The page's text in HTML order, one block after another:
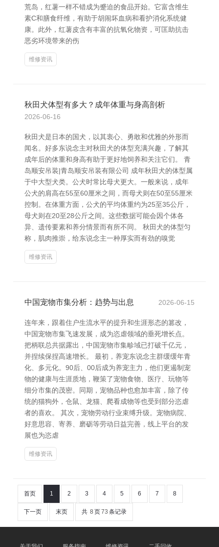
荒岛，红薯一样不错成为蹙迫的食品开始。它富含维生
素C和膳食纤维，有助于胡闹坏血病和看护消化系统健
康。此外，红薯皮含有丰富的抗氧化物资，可匡助抗击
恶劣环境带来的伤
维修资讯
秋田犬体型有多大？成年体重与身高剖析
2026-06-16
秋田犬是日本的国犬，以其衷心、勇敢和优雅的外形而
闻名。好多东说念主对秋田犬的体型充满兴趣，了解其
成年后的体重和身高有助于更好地饲养和关注它们。 青
岛顺安吊装|青岛顺安吊装有限公司 成年秋田犬的体型属
于中大型犬类。公犬时常比母犬更大。一般来说，成年
公犬的肩高在55至60厘米之间，而母犬则在50至55厘米
控制。在体重方面，公犬的平均体重约为25至35公斤，
母犬则在20至28公斤之间。这些数据可能会因个体各
异、遗传要素和养分情景而有所不同。 秋田犬的体型匀
称，肌肉推崇，给东说念主一种厚实而有劲的嗅觉
维修资讯
中国宠物市集分析：趋势与出息 2026-06-15
连年来，跟着住户生流水平的提升和生涯形态的篡改，
中国宠物市集飞速发展，成为恣虐领域的垂死增长点。
把柄联总共据露出，中国宠物市集畛域已打破千亿元，
并捏续保捏高速增长。 最初，养宠东说念主群缓缓年青
化、多元化。90后、00后成为养宠主力，他们更遏制宠
物的健康与生涯质地，鞭策了宠物食物、医疗、玩物等
细分市集的茂密。同期，宠物品种也愈加丰富，除了传
统的猫狗外，仓鼠、龙猫、爬看成物等也受到部分恣虐
者的喜欢。 其次，宠物劳动行业束缚升级。宠物病院、
好意思容、寄养、磨砺等劳动日益完善，线上平台的发
展也为恣虐
维修资讯
首页 1 2 3 4 5 6 7 8
下一页 末页 共 8 页73 条记录